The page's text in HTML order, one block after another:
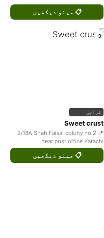
📋 مینو دیکھیں
2
کراچی
Sweet crust
📍 2/18A Shah Faisal colony no 2
near post office Karachi
📋 مینو دیکھیں